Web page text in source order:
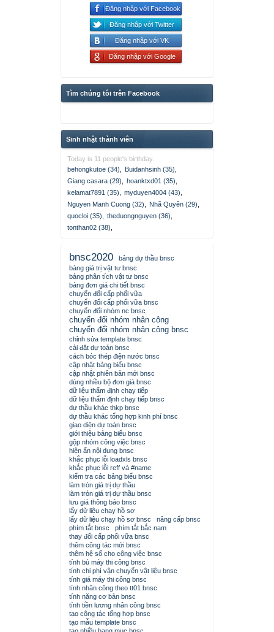
Đăng nhập với Facebook
Đăng nhập với Twitter
Đăng nhập với VK
Đăng nhập với Google
Tìm chúng tôi trên Facebook
Sinh nhật thành viên
Today is 11 people's birthday.
behongkutoe (34)
Buidanhsinh (35)
Giang casara (29)
hoanktxd01 (35)
kelamat7891 (35)
myduyen4004 (43)
Nguyen Manh Cuong (32)
Nhã Quyên (29)
quocloi (35)
theduongnguyen (36)
tonthan02 (38)
bnsc2020
bảng dự thầu bnsc
bảng giá trị vật tư bnsc
bảng phân tích vật tư bnsc
bảng đơn giá chi tiết bnsc
chuyển đổi cấp phối vữa
chuyển đổi cấp phối vữa bnsc
chuyển đổi nhóm nc bnsc
chuyển đổi nhóm nhân công
chuyển đổi nhóm nhân công bnsc
chỉnh sửa template bnsc
cài đặt dự toán bnsc
cách bóc thép điện nước bnsc
cập nhật bảng biểu bnsc
cập nhật phiên bản mới bnsc
dùng nhiều bộ đơn giá bnsc
dữ liệu thẩm định chạy tiếp
dữ liệu thẩm định chạy tiếp bnsc
dự thầu khác thkp bnsc
dự thầu khác tổng hợp kinh phí bnsc
giao diện dự toán bnsc
giới thiệu bảng biểu bnsc
gộp nhóm công việc bnsc
hiện ẩn nội dung bnsc
khắc phục lỗi loadxls bnsc
khắc phục lỗi reff và #name
kiểm tra các bảng biểu bnsc
làm tròn giá trị dự thầu
làm tròn giá trị dự thầu bnsc
lưu giá thông báo bnsc
lấy dữ liệu chạy hồ sơ
lấy dữ liệu chạy hồ sơ bnsc
nâng cấp bnsc
phím tắt bnsc
phím tắt bắc nam
thay đổi cấp phối vữa bnsc
thêm công tác mới bnsc
thêm hệ số cho công việc bnsc
tính bù máy thi công bnsc
tính chi phí vận chuyển vật liệu bnsc
tính giá máy thi công bnsc
tính nhân công theo tt01 bnsc
tính năng cơ bản bnsc
tính tiền lương nhân công bnsc
tạo công tác tổng hợp bnsc
tạo mẫu template bnsc